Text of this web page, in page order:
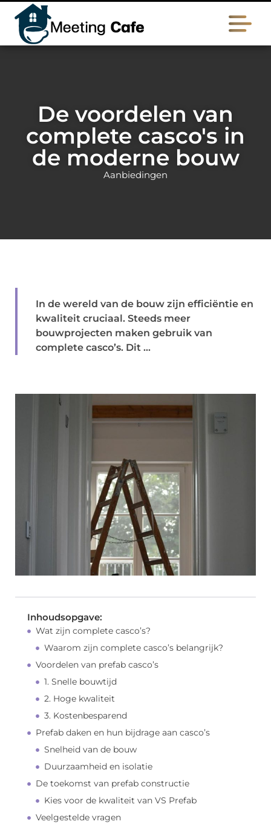
De voordelen van
complete casco's in
de moderne bouw
Aanbiedingen
In de wereld van de bouw zijn efficiëntie en
kwaliteit cruciaal. Steeds meer
bouwprojecten maken gebruik van
complete casco’s. Dit ...
Inhoudsopgave:
Wat zijn complete casco’s?
Waarom zijn complete casco’s belangrijk?
Voordelen van prefab casco’s
1. Snelle bouwtijd
2. Hoge kwaliteit
3. Kostenbesparend
Prefab daken en hun bijdrage aan casco’s
Snelheid van de bouw
Duurzaamheid en isolatie
De toekomst van prefab constructie
Kies voor de kwaliteit van VS Prefab
Veelgestelde vragen